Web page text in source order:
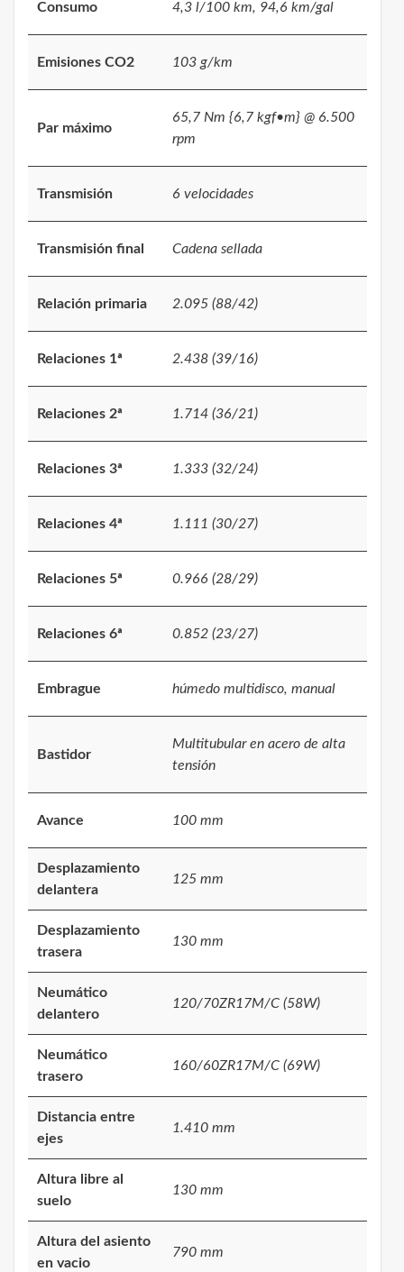
Consumo 4,3 l/100 km, 94,6 km/gal
Emisiones CO2 103 g/km
Par máximo
65,7 Nm {6,7 kgf•m} @ 6.500
rpm
Transmisión 6 velocidades
Transmisión final Cadena sellada
Relación primaria 2.095 (88/42)
Relaciones 1ª 2.438 (39/16)
Relaciones 2ª 1.714 (36/21)
Relaciones 3ª 1.333 (32/24)
Relaciones 4ª 1.111 (30/27)
Relaciones 5ª 0.966 (28/29)
Relaciones 6ª 0.852 (23/27)
Embrague húmedo multidisco, manual
Bastidor
Multitubular en acero de alta
tensión
Avance 100 mm
Desplazamiento
delantera
125 mm
Desplazamiento
trasera
130 mm
Neumático
delantero
120/70ZR17M/C (58W)
Neumático
trasero
160/60ZR17M/C (69W)
Distancia entre
ejes
1.410 mm
Altura libre al
suelo
130 mm
Altura del asiento
en vacio
790 mm